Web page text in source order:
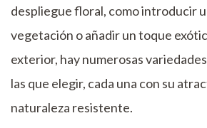
despliegue floral, como introducir
vegetación o añadir un toque
exterior, hay numerosas
las que elegir, cada una con su
naturaleza resistente.